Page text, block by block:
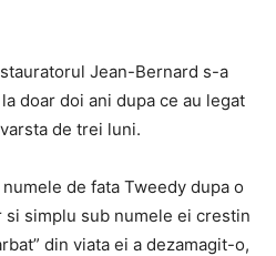
Jean-Bernard s-a
doar doi ani dupa ce au legat
de trei luni.
de fata Tweedy dupa o
si simplu sub numele ei crestin
din viata ei a dezamagit-o,